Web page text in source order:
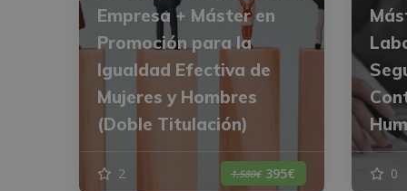
Empresa + Máster en
Promoción para la
Igualdad Efectiva de
Mujeres y Hombres
(Doble Titulación)
2 1.580€ 395€ 0